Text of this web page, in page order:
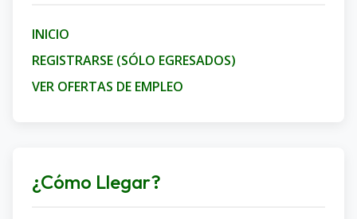
INICIO
REGISTRARSE (SÓLO EGRESADOS)
VER OFERTAS DE EMPLEO
¿Cómo Llegar?